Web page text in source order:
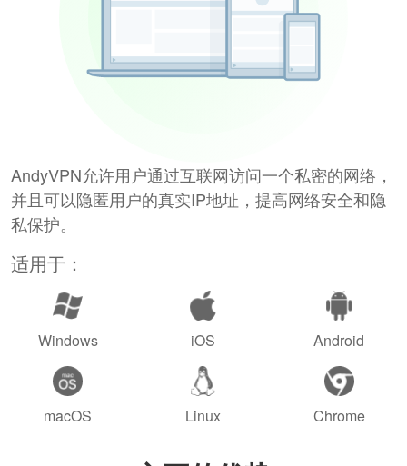
AndyVPN允许用户通过互联网访问一个私密的网络，
并且可以隐匿用户的真实IP地址，提高网络安全和隐
私保护。
适用于：
Windows iOS Android
macOS Linux Chrome